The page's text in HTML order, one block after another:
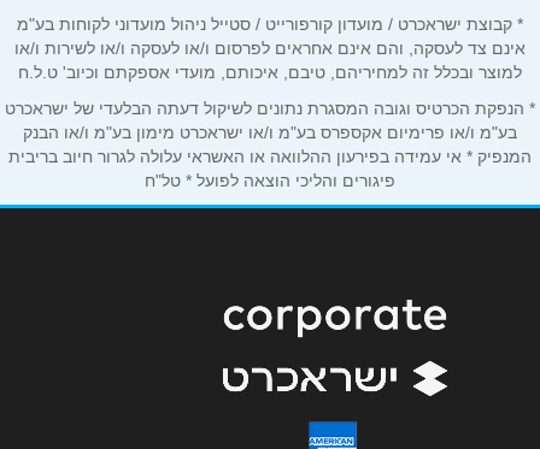
אנא חזרו אלי בקשר ל...
שליחה
04-6883040
קיבוץ גשר הזיו
קיבוץ מלכיה
קיבוץ מלכיה
* קבוצת ישראכרט / מועדון קורפורייט / סטייל ניהול מועדוני לקוחות בע"מ
אינם צד לעסקה, והם אינם אחראים לפרסום ו/או לעסקה ו/או לשירות ו/או
למוצר ובכלל זה למחיריהם, טיבם, איכותם, מועדי אספקתם וכיוב' ט.ל.ח
* הנפקת הכרטיס וגובה המסגרת נתונים לשיקול דעתה הבלעדי של ישראכרט
בע"מ ו/או פרימיום אקספרס בע"מ ו/או ישראכרט מימון בע"מ ו/או הבנק
המנפיק * אי עמידה בפירעון ההלוואה או האשראי עלולה לגרור חיוב בריבית
פיגורים והליכי הוצאה לפועל * טל"ח